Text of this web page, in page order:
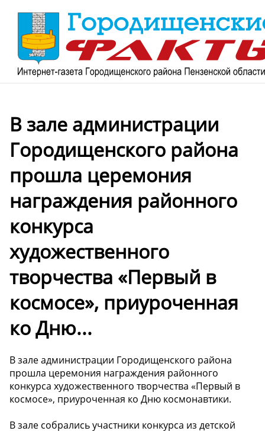
В зале администрации
Городищенского района
прошла церемония
награждения районного
конкурса
художественного
творчества «Первый в
космосе», приуроченная
ко Дню...
В зале администрации Городищенского района
прошла церемония награждения районного
конкурса художественного творчества «Первый в
космосе», приуроченная ко Дню космонавтики.
В зале собрались участники конкурса из детской